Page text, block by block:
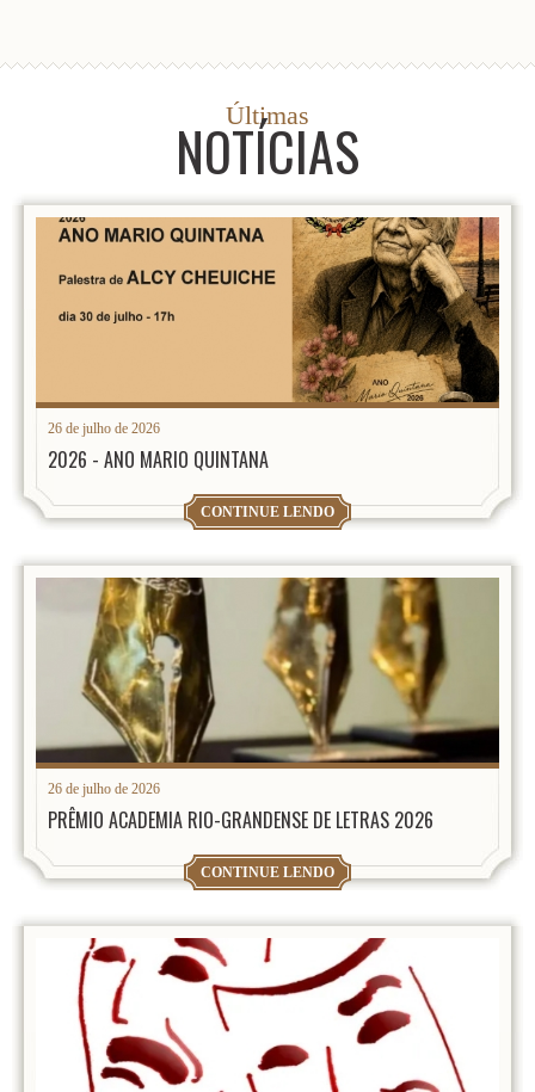
Últimas
NOTÍCIAS
26 de julho de 2026
2026 - ANO MARIO QUINTANA
CONTINUE LENDO
26 de julho de 2026
PRÊMIO ACADEMIA RIO-GRANDENSE DE LETRAS 2026
CONTINUE LENDO